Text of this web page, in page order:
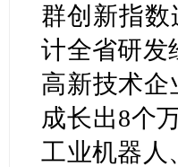
群创新指
计全省研发
高新技术企
成长出8个
工业机器人